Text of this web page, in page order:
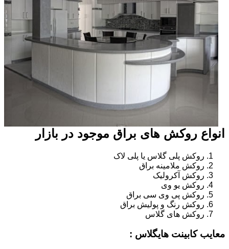
انواع روکش های براق موجود در بازار
روکش پلی گلاس یا پلی لاک
روکش ملامینه براق
روکش آکرولیک
روکش یو وی
روکش پی وی سی براق
روکش رنگ و پولیش براق
روکش های گلاس
معایب کابینت هایگلاس :